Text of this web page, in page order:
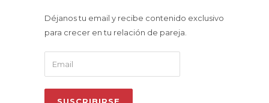
Déjanos tu email y recibe contenido exclusivo
para crecer en tu relación de pareja.